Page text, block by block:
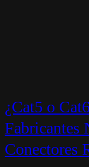
¿Cat5 o
Fabricantes
Conectores